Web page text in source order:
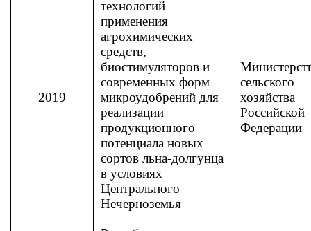
2019
технологий
применения
агрохимических
средств,
биостимуляторов и
современных форм
микроудобрений для
реализации
продукционного
потенциала новых
сортов льна-долгунца
в условиях
Центрального
Нечерноземья
сельского
хозяйства
Российской
Федерации